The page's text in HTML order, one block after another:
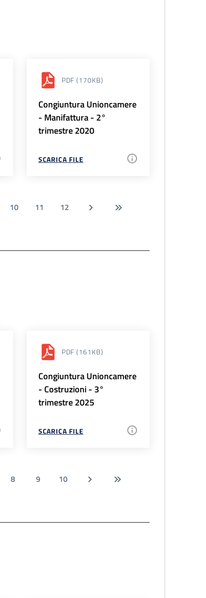
PDF (170KB)
Congiuntura Unioncamere
- Manifattura - 2°
trimestre 2020
SCARICA FILE
10 11 12
PDF (161KB)
Congiuntura Unioncamere
- Costruzioni - 3°
trimestre 2025
SCARICA FILE
8 9 10